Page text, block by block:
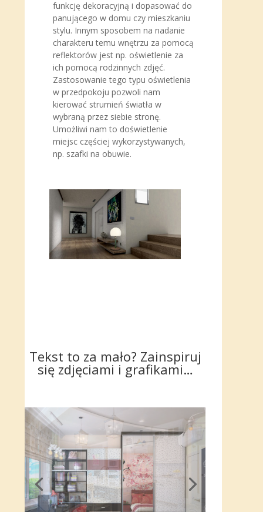
funkcję dekoracyjną i dopasować do
panującego w domu czy mieszkaniu
stylu. Innym sposobem na nadanie
charakteru temu wnętrzu za pomocą
reflektorów jest np. oświetlenie za
ich pomocą rodzinnych zdjęć.
Zastosowanie tego typu oświetlenia
w przedpokoju pozwoli nam
kierować strumień światła w
wybraną przez siebie stronę.
Umożliwi nam to doświetlenie
miejsc częściej wykorzystywanych,
np. szafki na obuwie.
Tekst to za mało? Zainspiruj
się zdjęciami i grafikami…